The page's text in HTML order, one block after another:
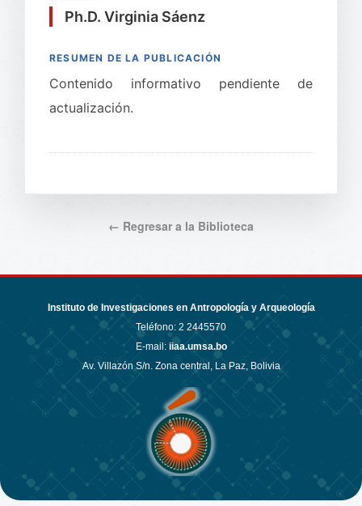
Ph.D. Virginia Sáenz
RESUMEN DE LA PUBLICACIÓN
Contenido informativo pendiente de
actualización.
← Regresar a la Biblioteca
Instituto de Investigaciones en Antropología y Arqueología
Teléfono: 2 2445570
E-mail: iiaa.umsa.bo
Av. Villazón S/n. Zona central, La Paz, Bolivia